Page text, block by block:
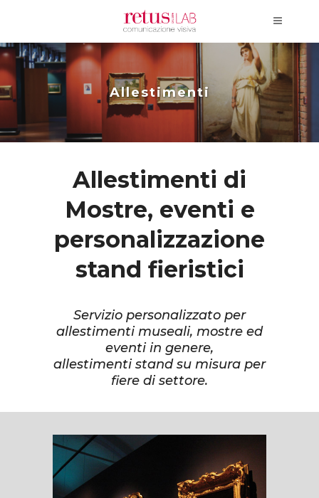
Allestimenti
Allestimenti di
Mostre, eventi e
personalizzazione
stand fieristici
Servizio personalizzato per
allestimenti museali, mostre ed
eventi in genere,
allestimenti stand su misura per
fiere di settore.